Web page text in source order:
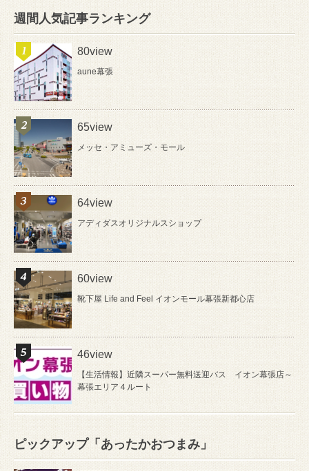
週間人気記事ランキング
80view
aune幕張
65view
メッセ・アミューズ・モール
64view
アディダスオリジナルスショップ
60view
靴下屋 Life and Feel イオンモール幕張新都心店
46view
【生活情報】近隣スーパー無料送迎バス イオン幕張店～
幕張エリア４ルート
ピックアップ「あったかおつまみ」